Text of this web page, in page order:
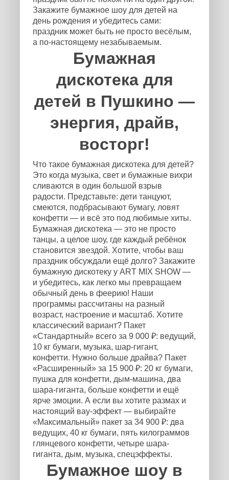
Закажите бумажное шоу для детей на
день рождения и убедитесь сами:
праздник может быть не просто весёлым,
а по-настоящему незабываемым.
Бумажная
дискотека для
детей в Пушкино —
энергия, драйв,
восторг!
Что такое бумажная дискотека для детей?
Это когда музыка, свет и бумажные вихри
сливаются в один большой взрыв
радости. Представьте: дети танцуют,
смеются, подбрасывают бумагу, ловят
конфетти — и всё это под любимые хиты.
Бумажная дискотека — это не просто
танцы, а целое шоу, где каждый ребёнок
становится звездой. Хотите, чтобы ваш
праздник обсуждали ещё долго? Закажите
бумажную дискотеку у ART MIX SHOW —
и убедитесь, как легко мы превращаем
обычный день в феерию! Наши
программы рассчитаны на разный
возраст, настроение и масштаб. Хотите
классический вариант? Пакет
«Стандартный» всего за 9 000 ₽: ведущий,
10 кг бумаги, музыка, шар-гигант,
конфетти. Нужно больше драйва? Пакет
«Расширенный» за 15 900 ₽: 20 кг бумаги,
пушка для конфетти, дым-машина, два
шара-гиганта, больше конфетти и ещё
ярче эмоции. А если вы хотите размах и
настоящий вау-эффект — выбирайте
«Максимальный» пакет за 34 900 ₽: два
ведущих, 40 кг бумаги, пять килограммов
глянцевого конфетти, четыре шара-
гиганта, дым, музыка, спецэффекты.
Бумажное шоу в